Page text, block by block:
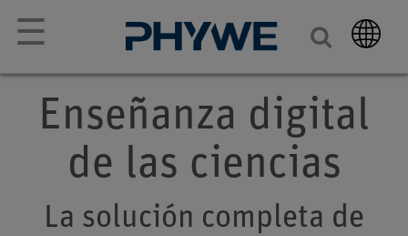
☰
Enseñanza digital
de las ciencias
La solución completa de